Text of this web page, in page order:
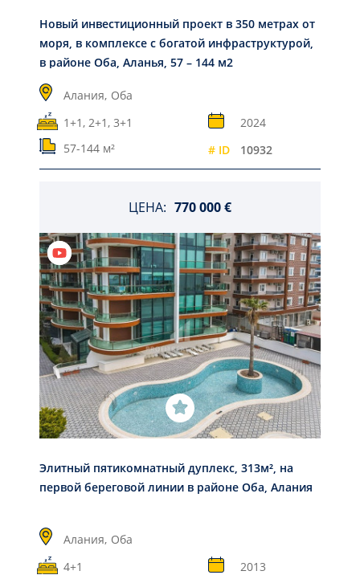
Новый инвестиционный проект в 350 метрах от
моря, в комплексе с богатой инфраструктурой,
в районе Оба, Аланья, 57 – 144 м2
Алания, Оба
1+1, 2+1, 3+1
2024
57-144 м²
# ID 10932
ЦЕНА: 770 000 €
Элитный пятикомнатный дуплекс, 313м², на
первой береговой линии в районе Оба, Алания
Алания, Оба
4+1
2013